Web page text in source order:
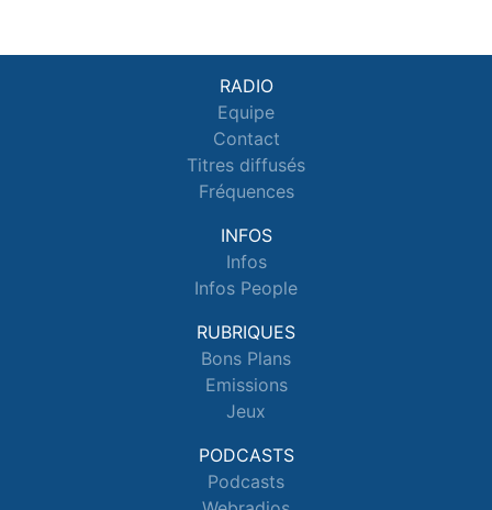
RADIO
Equipe
Contact
Titres diffusés
Fréquences
INFOS
Infos
Infos People
RUBRIQUES
Bons Plans
Emissions
Jeux
PODCASTS
Podcasts